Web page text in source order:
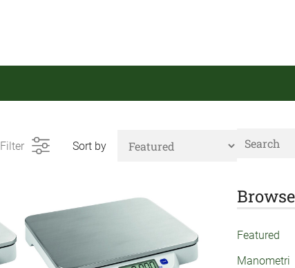
Browse
Featured
Manometri
Filter Sort by